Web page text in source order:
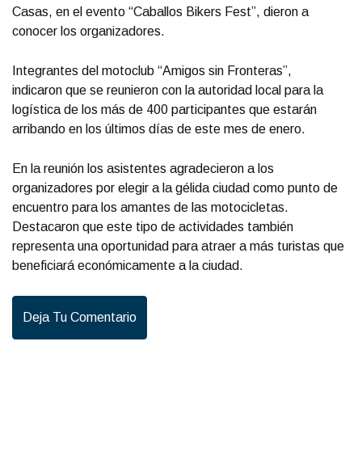
Casas, en el evento “Caballos Bikers Fest”, dieron a
conocer los organizadores.
Integrantes del motoclub “Amigos sin Fronteras”,
indicaron que se reunieron con la autoridad local para la
logística de los más de 400 participantes que estarán
arribando en los últimos días de este mes de enero.
En la reunión los asistentes agradecieron a los
organizadores por elegir a la gélida ciudad como punto de
encuentro para los amantes de las motocicletas.
Destacaron que este tipo de actividades también
representa una oportunidad para atraer a más turistas que
beneficiará económicamente a la ciudad.
Deja Tu Comentario